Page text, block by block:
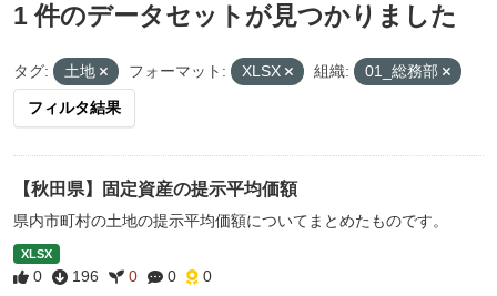
1 件のデータセットが見つかりました
タグ: 土地 フォーマット: XLSX 組織: 01_総務部
フィルタ結果
【秋田県】固定資産の提示平均価額
県内市町村の土地の提示平均価額についてまとめたものです。
XLSX
0 196 0 0 0